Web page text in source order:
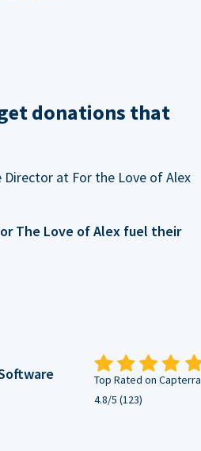
donations that
at For the Love of Alex
The Love of Alex fuel their
Top Rated on Capterra
4.8/5 (123)